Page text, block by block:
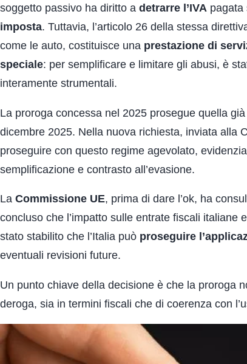
soggetto passivo ha diritto a detrarre l’IVA pagata
imposta. Tuttavia, l’articolo 26 della stessa
come le auto, costituisce una prestazione di
speciale: per semplificare e limitare gli abusi, è
interamente strumentali.
La proroga concessa nel 2025 prosegue quella
dicembre 2025. Nella nuova richiesta, inviata alla
proseguire con questo regime agevolato,
semplificazione e contrasto all’evasione.
La Commissione UE, prima di dare l’ok, ha
concluso che l’impatto sulle entrate fiscali italiane
stato stabilito che l’Italia può proseguire
eventuali revisioni future.
Un punto chiave della decisione è che la proroga
deroga, sia in termini fiscali che di coerenza con